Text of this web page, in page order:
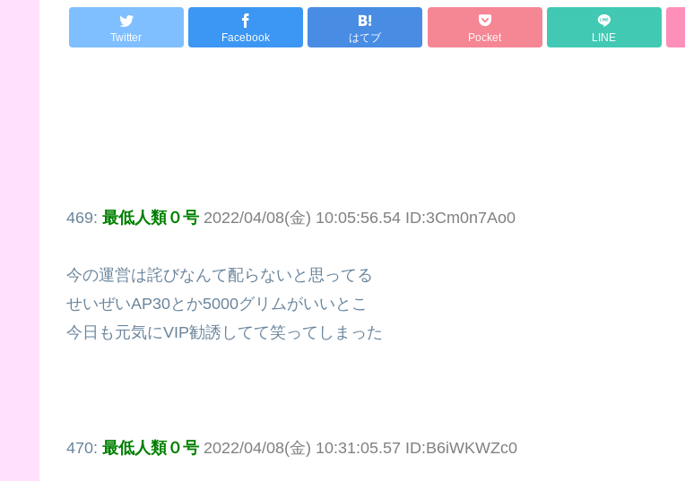
Twitter Facebook はてブ Pocket LINE
469: 最低人類０号 2022/04/08(金) 10:05:56.54 ID:3Cm0n7Ao0
今の運営は詫びなんて配らないと思ってる
せいぜいAP30とか5000グリムがいいとこ
今日も元気にVIP勧誘してて笑ってしまった
470: 最低人類０号 2022/04/08(金) 10:31:05.57 ID:B6iWKWZc0